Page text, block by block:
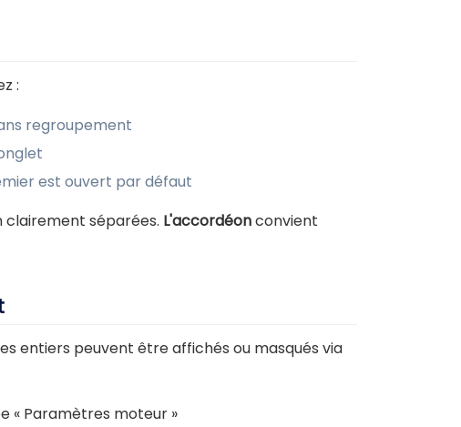
:
regroupement
est ouvert par défaut
clairement séparées. L'accordéonconvient
entiers peuvent être affichés ou masqués via
« Paramètres moteur »